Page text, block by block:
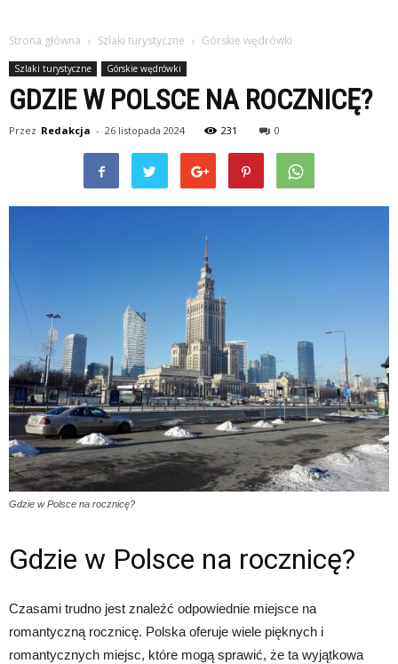
Strona główna Szlaki turystyczne Górskie wędrówki
Szlaki turystyczne Górskie wędrówki
GDZIE W POLSCE NA ROCZNICĘ?
Przez Redakcja - 26 listopada 2024 231 0
Gdzie w Polsce na rocznicę?
Gdzie w Polsce na rocznicę?
Czasami trudno jest znaleźć odpowiednie miejsce na
romantyczną rocznicę. Polska oferuje wiele pięknych i
romantycznych miejsc, które mogą sprawić, że ta wyjątkowa